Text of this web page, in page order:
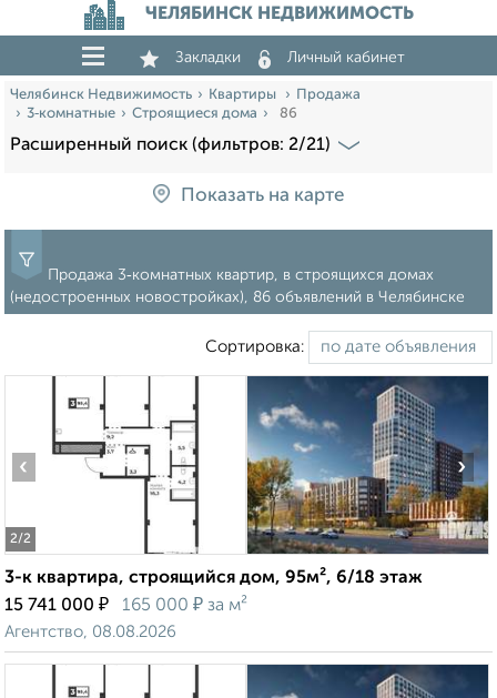
ЧЕЛЯБИНСК НЕДВИЖИМОСТЬ
Закладки Личный кабинет
Челябинск Недвижимость Квартиры
Продажа
3‑комнатные
Строящиеся дома 86
Расширенный поиск (фильтров: 2/21)
Показать на карте
Продажа 3‑комнатных квартир, в строящихся домах
(недостроенных новостройках), 86 объявлений в Челябинске
Сортировка:
2/2
‹ ›
3-к квартира, строящийся дом, 95м², 6/18 этаж
15 741 000 ₽ 165 000 ₽ за м²
Агентство, 08.08.2026